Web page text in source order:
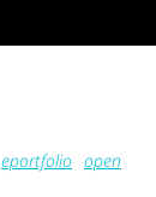
eportfolio open